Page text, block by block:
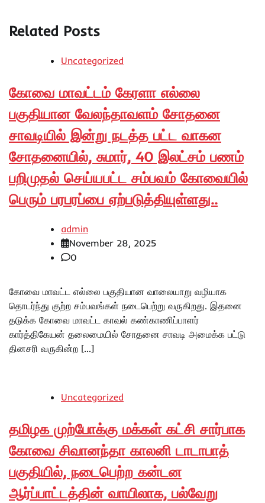
Related Posts
Uncategorized
கோவை மாவட்டம் கேரளா எல்லை
பகுதியான வேலந்தாவளம் சோதனை
சாவடியில் இன்று நடத்த பட்ட வாகன
சோதனையில், சுமார், 40 இலட்சம் பணம்
பறிமுதல் செய்யபட்ட சம்பவம் கோவையில்
பெரும் பரபரப்பை ஏற்படுத்தியுள்ளது..
admin
November 28, 2025
0
கோவை மாவட்ட எல்லை பகுதியான வாலையாறு வழியாக
தொடர்ந்து குற்ற சம்பவங்கள் நடைபெற்று வருகிறது. இதனை
தடுக்க கோவை மாவட்ட காவல் கண்காணிப்பாளர்
கார்த்திகேயன் தலைமையில் சோதனை சாவடி அமைக்க பட்டு
தினசரி வருகின்ற […]
Uncategorized
தமிழக முற்போக்கு மக்கள் கட்சி சார்பாக
கோவை சிவானந்தா காலனி டாடாபாத்
பகுதியில், நடைபெற்ற கன்டன
ஆர்ப்பாட்டத்தின் வாயிலாக, பல்வேறு